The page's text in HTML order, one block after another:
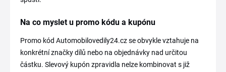
Na co myslet u promo kódu a kupónu
Promo kód Automobilovedily24.cz se obvykle vztahuje na
konkrétní značky dílů nebo na objednávky nad určitou
částku. Slevový kupón zpravidla nelze kombinovat s již